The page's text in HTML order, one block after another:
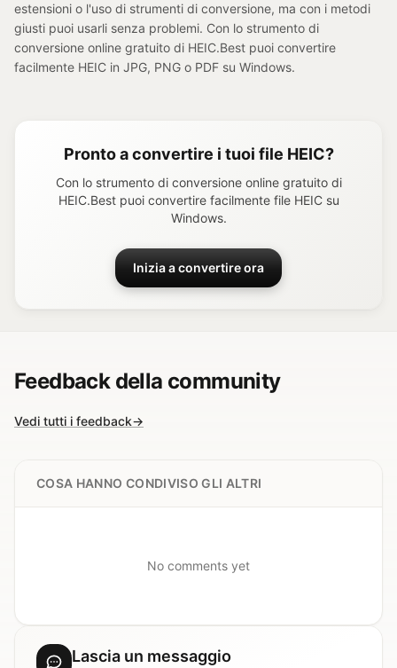
estensioni o l'uso di strumenti di conversione, ma con i metodi
giusti puoi usarli senza problemi. Con lo strumento di
conversione online gratuito di HEIC.Best puoi convertire
facilmente HEIC in JPG, PNG o PDF su Windows.
Pronto a convertire i tuoi file HEIC?
Con lo strumento di conversione online gratuito di
HEIC.Best puoi convertire facilmente file HEIC su
Windows.
Inizia a convertire ora
Feedback della community
Vedi tutti i feedback→
COSA HANNO CONDIVISO GLI ALTRI
No comments yet
Lascia un messaggio